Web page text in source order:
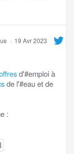
· 19 Avr 2023
d'#emploi à
de l'#eau et de
: